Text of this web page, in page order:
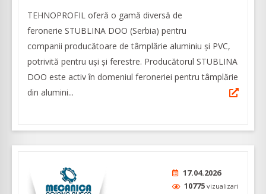
TEHNOPROFIL oferă o gamă diversă de
feronerie STUBLINA DOO (Serbia) pentru
companii producătoare de tâmplărie aluminiu şi PVC,
potrivită pentru uşi şi ferestre. Producătorul STUBLINA
DOO este activ în domeniul feroneriei pentru tâmplărie
din alumini...
17.04.2026
10775 vizualizari